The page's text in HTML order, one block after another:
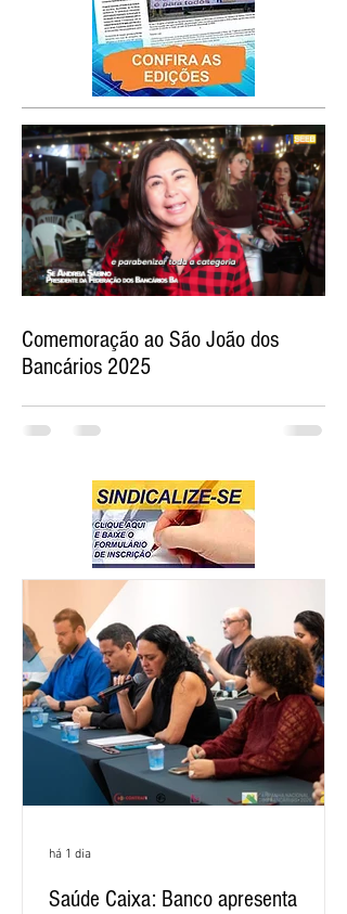
Comemoração ao São João dos
Bancários 2025
Saúde Caixa: Banco apresenta
há 1 dia